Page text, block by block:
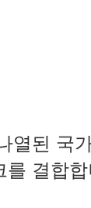
열된 국
를 결합